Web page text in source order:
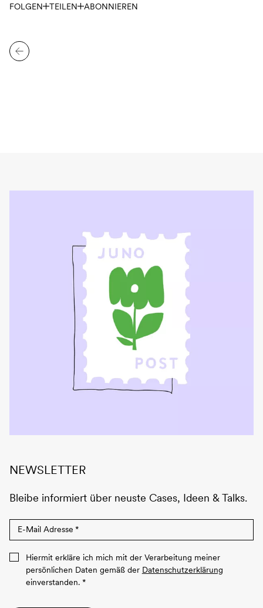
FOLGEN TEILEN ABONNIEREN
NEWSLETTER
Bleibe informiert über neuste Cases, Ideen & Talks.
E-Mail Adresse *
Hiermit erkläre ich mich mit der Verarbeitung meiner
persönlichen Daten gemäß der Datenschutzerklärung
einverstanden. *